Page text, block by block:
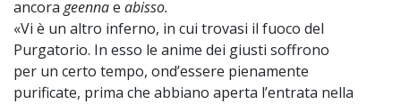
ancora geennae abisso.
«Vi è un altro inferno, in cui trovasi il fuoco del
Purgatorio. In esso le anime dei giusti soffrono
per un certo tempo, ond’essere pienamente
purificate, prima che abbiano aperta l’entrata nella